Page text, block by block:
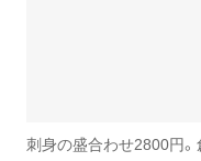
刺身の盛合わせ2800円